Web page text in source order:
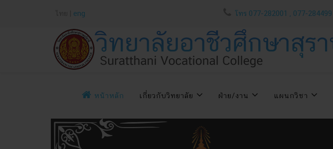
eng โทร 077-282001 , 077-284499
หน้าหลัก เกี่ยวกับวิทยาลัย ฝ่าย/งาน แผนกวิชา